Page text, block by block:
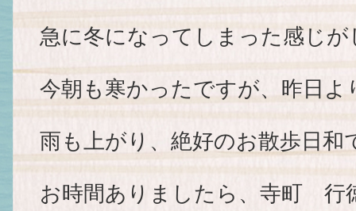
急に冬になってしまった感じ
今朝も寒かったですが、昨日よ
雨も上がり、絶好のお散歩日和
お時間ありましたら、寺町 行